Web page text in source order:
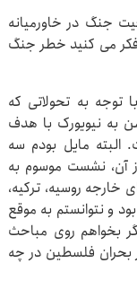
جنگ در خاورمیانه
می کنید خطر جنگ
با توجه به تحولاتی که
به نیویورک با هدف
مایل بودم سه
آن، نشست موسوم به
خارجه روسیه، ترکیه،
و نتوانستم به موقع
بخواهم روی مباحث
بحران فلسطین در چه